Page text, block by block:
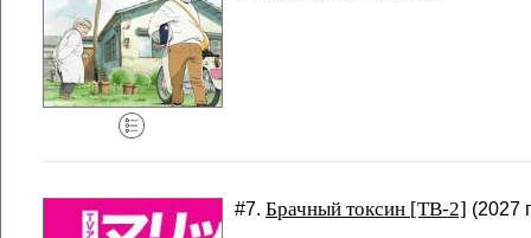
#7. Брачный токсин [ТВ-2] (2027